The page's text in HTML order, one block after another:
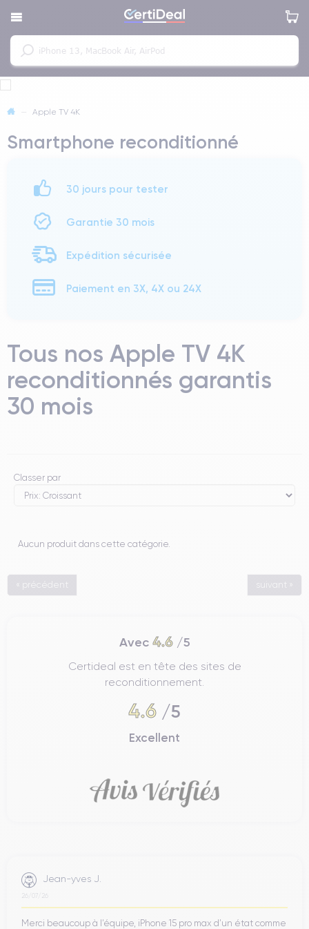
Apple TV 4K
Smartphone reconditionné
30 jours pour tester
Garantie 30 mois
Expédition sécurisée
Paiement en 3X, 4X ou 24X
Tous nos Apple TV 4K
reconditionnés garantis
30 mois
Classer par
Aucun produit dans cette catégorie.
« précédent suivant »
Avec 4.6/5
Certideal est en tête des sites de
reconditionnement.
4.6 /5
Excellent
Jean-yves J.
26/07/26
Merci beaucoup à l’équipe, iPhone 15 pro max d’un état comme